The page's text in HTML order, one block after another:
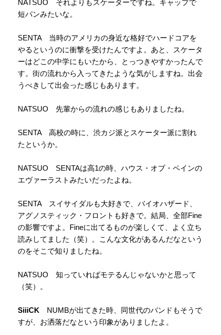
NATSUO それよりもスケーターですね。キャップで
短パンみたいな。
SENTA 当時のアメリカの身近な格好でハードコアを
やるというのに衝撃を受けたんですよ。あと、スケータ
ーはどこの中学にもいたから、とっつきやすかったんで
す。街の流れから入ってきたような気がしますね。出会
うべきして出会った感じもあります。
NATSUO 先輩からの流れの感じもありましたね。
SENTA 高校の時に、渋カジ派とスケーター派に割れ
たというか。
NATSUO SENTAは高1の時、ハウス・オブ・ペインの
エヴァーラストみたいだったよね。
SENTA スイサイダルも大好きで、バイオハザード、
アグノスティック・フロントも好きで。結局、全部Fine
の影響ですよ。Fineに出てるものが楽しくて、よく立ち
読みしてました（笑）。こんな文化があるんだなという
のをそこで知りましたね。
NATSUO 知っていればモテるんじゃないかと思って
（笑）。
SiiiCK NUMBが出てきた時、同世代のバンドもそうで
すが、お洒落だなという印象がありましたよ。